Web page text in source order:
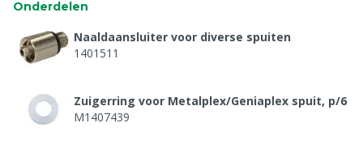
Onderdelen
Naaldaansluiter voor diverse spuiten
1401511
Zuigerring voor Metalplex/Geniaplex spuit, p/6
M1407439